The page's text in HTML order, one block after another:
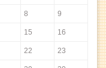
8 9
15 16
22 23